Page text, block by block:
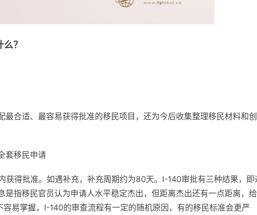
？
最合适、最容易获得批准的移民项目，还为今后收集整理移民材料和
套移民申请
获得批准。如遇补充，补充周期约为80天。I-140审批有三种结果，即
是指移民官员认为申请人水平稳定杰出，但距离杰出还有一点距离，
容易掌握，I-140的审查流程有一定的随机原因，有的移民标准会更严